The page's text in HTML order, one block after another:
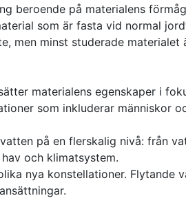
beroende på materialens
som är fasta vid normal
men minst studerade materialet
materialens egenskaper i
som inkluderar människor
på en flerskalig nivå: från
och klimatsystem.
nya konstellationer. Flytande